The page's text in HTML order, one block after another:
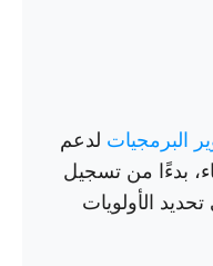
لدعم
بدءًا من تسجيل
الأولويات